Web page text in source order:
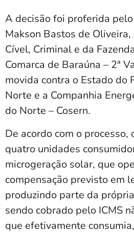
A decisão foi proferida
Makson Bastos de Oliveira,
Cível, Criminal e da
Comarca de Baraúna – 2ª
movida contra o Estado do
Norte e a Companhia
do Norte – Cosern.
De acordo com o
quatro unidades
microgeração solar, que
compensação previsto em
produzindo parte da
sendo cobrado pelo ICMS
que efetivamente